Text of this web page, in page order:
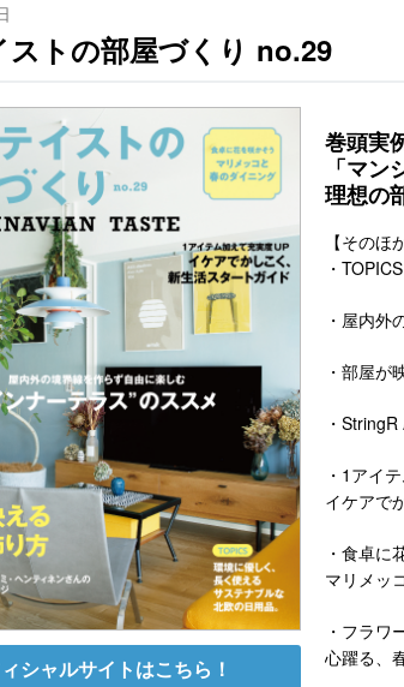
ストの部屋づくり no.29
シャルサイトはこちら！
巻頭実
「マ
理想の
【そのほ
・
・屋内外
・部屋が
・
・1アイ
イケアで
・食卓に
マリメッ
・フラワ
心躍る、